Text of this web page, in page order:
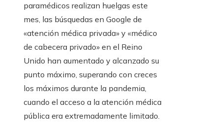
paramédicos realizan huelgas este
mes, las búsquedas en Google de
«atención médica privada» y «médico
de cabecera privado» en el Reino
Unido han aumentado y alcanzado su
punto máximo, superando con creces
los máximos durante la pandemia,
cuando el acceso a la atención médica
pública era extremadamente limitado.